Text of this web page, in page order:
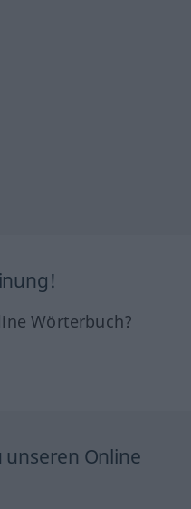
Wörterbuch?
unseren Online